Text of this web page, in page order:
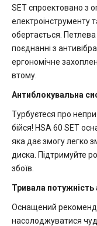
SET спроектовано з
електроінструменту
обертається.
поєднанні з
ергономічне
втому.
Антиблокувальна
Турбуєтеся про
бійся! HSA 60 SET
яка дає змогу легко
диска. Підтримуйте
збоїв.
Тривала
Оснащений
насолоджуватися